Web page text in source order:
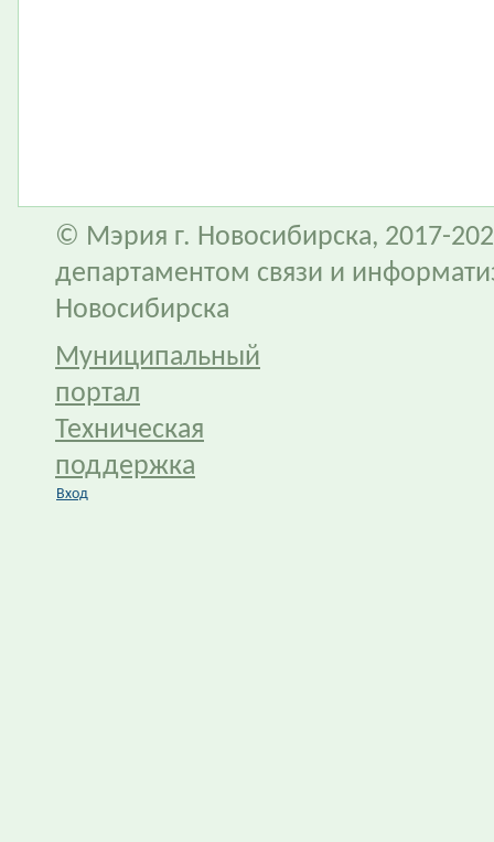
© Мэрия г. Новосибирска, 2017-
департаментом связи и
Новосибирска
Муниципальный
портал
Техническая
поддержка
Вход